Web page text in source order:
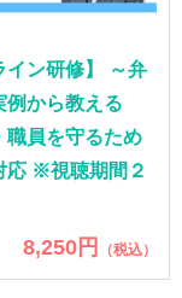
イン研修】 ～弁
例から教える
員を守るため
応 ※視聴期間２
8,250円 （税込）